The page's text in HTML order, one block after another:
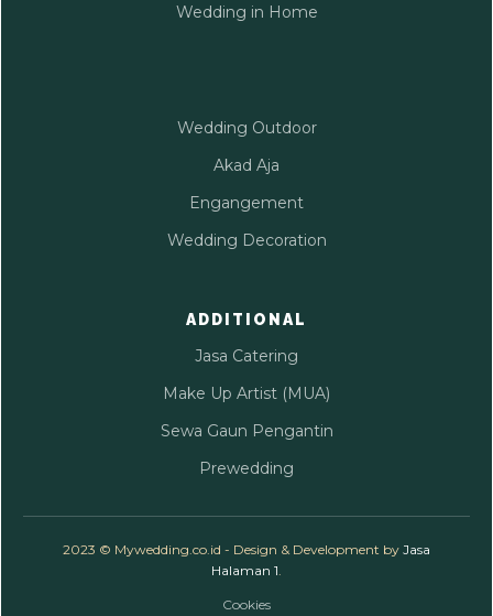
Wedding in Home
Wedding Outdoor
Akad Aja
Engangement
Wedding Decoration
ADDITIONAL
Jasa Catering
Make Up Artist (MUA)
Sewa Gaun Pengantin
Prewedding
2023 © Mywedding.co.id - Design & Development by Jasa
Halaman 1
Cookies